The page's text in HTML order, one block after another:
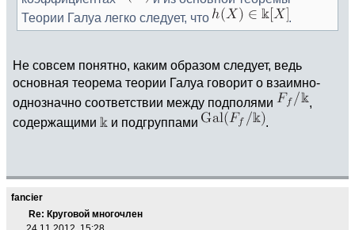
Теории Галуа легко следует, что
.
Не совсем понятно, каким образом следует, ведь
основная теорема теории Галуа говорит о взаимно-
однозначно соответствии между подполями
,
содержащими
и подгруппами .
fancier
Re: Круговой многочлен